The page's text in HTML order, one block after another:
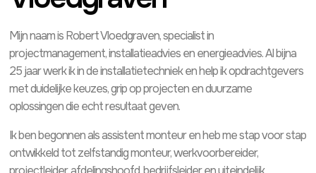
Mijn naam is Robert Vloedgraven, specialist in
projectmanagement, installatieadvies en energieadvies. Al bijna
25 jaar werk ik in de installatietechniek en help ik opdrachtgevers
met duidelijke keuzes, grip op projecten en duurzame
oplossingen die echt resultaat geven.
Ik ben begonnen als assistent monteur en heb me stap voor stap
ontwikkeld tot zelfstandig monteur, werkvoorbereider,